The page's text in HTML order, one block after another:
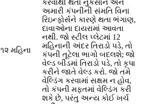
૧૨ મહિના
કરવાથી થતા નુકસાન અને
અમારી કંપનીની સંમતિ વિના
રિઇન્ફોર્સને કારણે થતા ભંગાણ,
દાવાઓના દાયરામાં આવતા
નથી. જો સ્ટીલ પ્લેટમાં 12
મહિનાની અંદર તિરાડો પડે, તો
કંપની તૂટેલા ભાગો બદલશે; જો
વેલ્ડ બીડમાં તિરાડો પડે, તો કૃપા
કરીને જાતે વેલ્ડ કરો. જો તમે
વેલ્ડિંગ કરવામાં સક્ષમ ન હોવ,
તો કંપની મફતમાં વેલ્ડિંગ કરી
શકે છે, પરંતુ અન્ય કોઈ ખર્ચ